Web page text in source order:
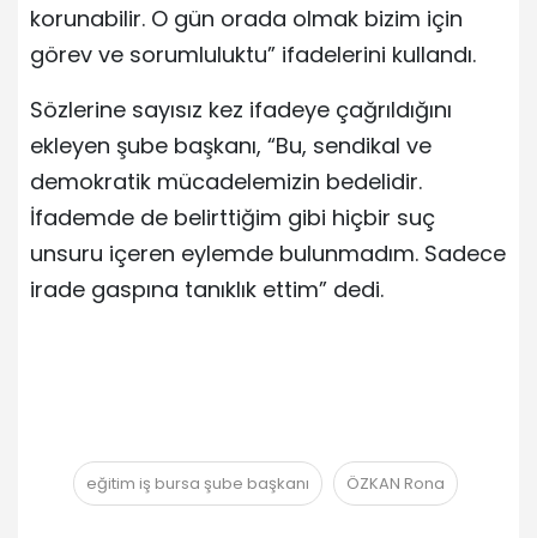
korunabilir. O gün orada olmak bizim için
görev ve sorumluluktu” ifadelerini kullandı.
Sözlerine sayısız kez ifadeye çağrıldığını
ekleyen şube başkanı, “Bu, sendikal ve
demokratik mücadelemizin bedelidir.
İfademde de belirttiğim gibi hiçbir suç
unsuru içeren eylemde bulunmadım. Sadece
irade gaspına tanıklık ettim” dedi.
eğitim iş bursa şube başkanı ÖZKAN Rona